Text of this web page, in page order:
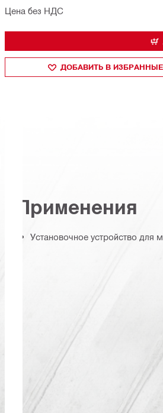
Цена без НДС
ДОБАВИТЬ В ИЗБРАННЫЕ
Применения
Установочное устройство для